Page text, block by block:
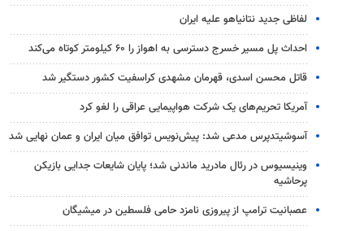
لفاظی جدید نتانیاهو علیه ایران
احداث پل مسیر خسرج دسترسی به اهواز را ۶۰ کیلومتر کوتاه می‌کند
قاتل محسن اسدی، قهرمان مشهدی کراسفیت کشور دستگیر شد
آمریکا تحریم‌های یک شرکت هواپیمایی عراقی را لغو کرد
آسوشیتدپرس مدعی شد: پیش‌نویس توافق میان ایران و عمان نهایی شد
وینیسیوس در رئال مادرید ماندنی شد؛ پایان شایعات جدایی بازیکن
پرحاشیه
عصبانیت ترامپ از پیروزی نامزد حامی فلسطین در میشیگان